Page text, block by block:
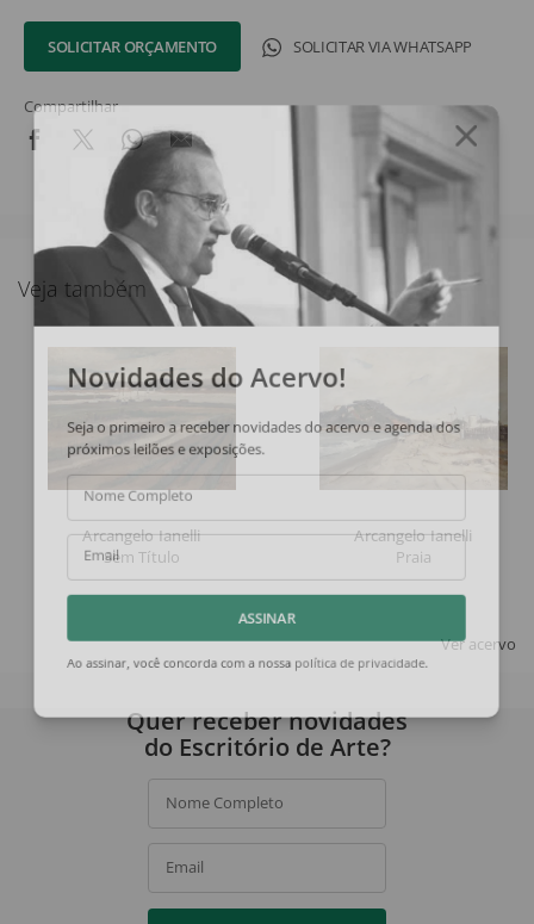
SOLICITAR ORÇAMENTO SOLICITAR VIA WHATSAPP
Compartilhar
Veja também
Arcangelo Ianelli
Sem Título
Arcangelo Ianelli
Praia
Ver acervo
Novidades do Acervo!
Seja o primeiro a receber novidades do acervo e agenda dos
próximos leilões e exposições.
Nome Completo
Email
Quer receber novidades
do Escritório de Arte?
Nome Completo
Email